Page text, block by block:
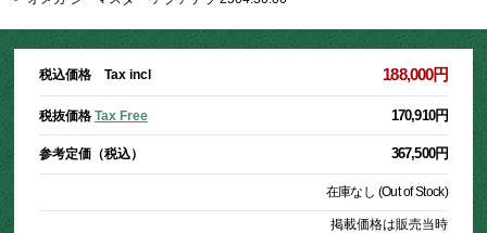
税込価格 Tax incl 188,000円
税抜価格 Tax Free 170,910円
参考定価（税込） 367,500円
在庫なし (Out of Stock)
掲載価格は販売当時